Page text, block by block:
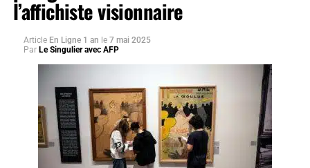
l’affichiste visionnaire
Article En Ligne 1 an le 7 mai 2025
Par Le Singulier avec AFP